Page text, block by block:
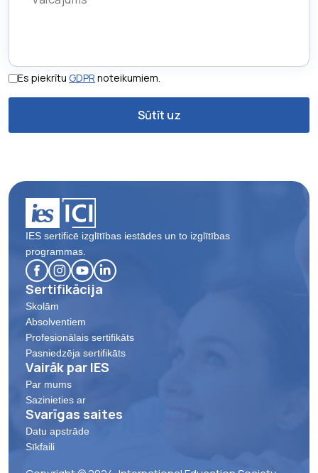
Es piekrītu GDPR noteikumiem.
IES sertificē izglītības iestādes un to izglītības
programmas.
Sertifikācija
Skolām
Absolventiem
Profesionālais sertifikāts
Pasniedzēja sertifikāts
Vairāk par IES
Par mums
Sazinieties ar
Svarīgas saites
Datu apstrāde
Sīkfaili